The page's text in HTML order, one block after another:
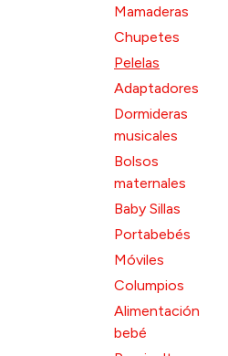
Mamaderas
Chupetes
Pelelas
Adaptadores
Dormideras
musicales
Bolsos
maternales
Baby Sillas
Portabebés
Móviles
Columpios
Alimentación
bebé